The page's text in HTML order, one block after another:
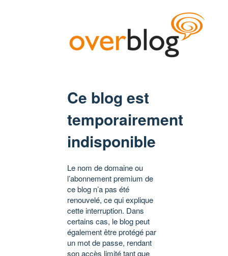
Ce blog est
temporairement
indisponible
Le nom de domaine ou
l’abonnement premium de
ce blog n’a pas été
renouvelé, ce qui explique
cette interruption. Dans
certains cas, le blog peut
également être protégé par
un mot de passe, rendant
son accès limité tant que